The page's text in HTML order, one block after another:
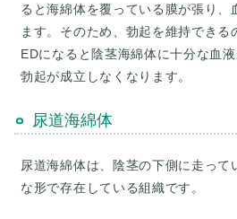
ると海綿体を覆っている膜が張り、
ます。そのため、勃起を維持できる
EDになると陰茎海綿体に十分な血
尿道海綿体
尿道海綿体は、陰茎の下側に走って
な形で存在している組織です。